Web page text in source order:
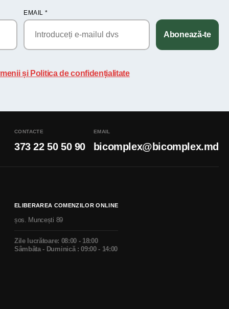
EMAIL*
Abonează-te
și Politica de confidențialitate
CONTACTE
373 22 50 50 90
EMAIL
bicomplex@bicomplex.md
ELIBERAREA COMENZILOR ONLINE
șos. Muncești 89
Zile lucrătoare: 08:00 - 18:00
Sâmbăta - Duminică : 09:00 - 14:00